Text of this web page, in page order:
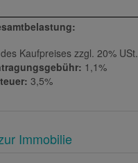
Kaufpreises zzgl. 20% USt.
1,1%
3,5%
Immobilie